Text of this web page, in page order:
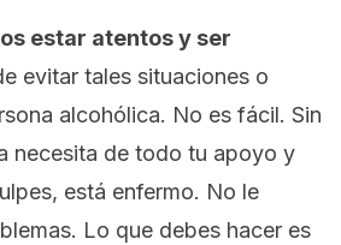
estar atentos y ser
evitar tales situaciones o
alcohólica. No es fácil. Sin
necesita de todo tu apoyo y
está enfermo. No le
Lo que debes hacer es